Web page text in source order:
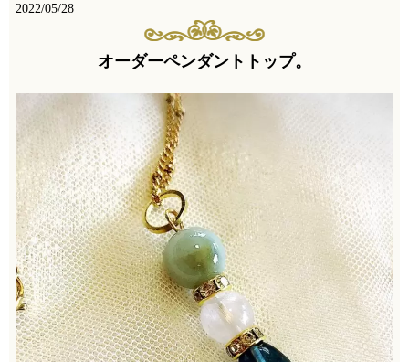
2022/05/28
オーダーペンダントトップ。